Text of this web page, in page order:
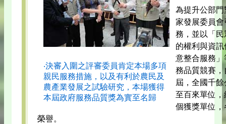
‧決審入圍之評審委員肯定本場多項
親民服務措施，以及有利於農民及
農產業發展之試驗研究，本場獲得
本屆政府服務品質獎為實至名歸
為提升公部
家發展委員
務，並以「
的權利與資
意整合服務
務品質競賽
屆，全國千
至百來單位
個獲獎單位
榮譽。